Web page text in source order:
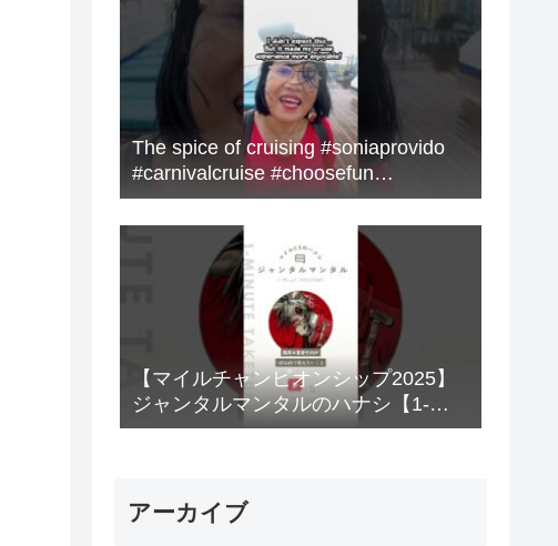
The spice of cruising #soniaprovido
#carnivalcruise #choosefun
#adventure #cruise #fun
【マイルチャンピオンシップ2025】
ジャンタルマンタルのハナシ【1-
MINUTE】#競馬
アーカイブ